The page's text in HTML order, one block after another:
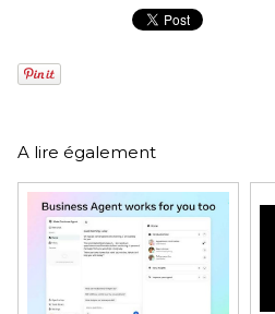
A lire également